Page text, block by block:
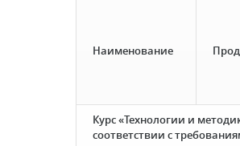
Наименование
Курс «Технологии и
соответствии с